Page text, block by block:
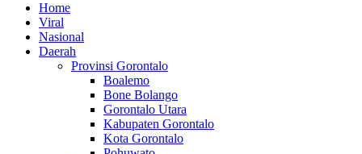
Home
Viral
Nasional
Daerah
Provinsi Gorontalo
Boalemo
Bone Bolango
Gorontalo Utara
Kabupaten Gorontalo
Kota Gorontalo